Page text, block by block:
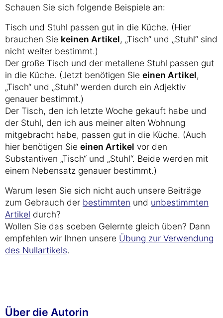
Schauen Sie sich folgende Beispiele an:
Tisch und Stuhl passen gut in die Küche. (Hier
brauchen Sie keinen Artikel, „Tisch“ und „Stuhl“ sind
nicht weiter bestimmt.)
Der große Tisch und der metallene Stuhl passen gut
in die Küche. (Jetzt benötigen Sie einen Artikel,
„Tisch“ und „Stuhl“ werden durch ein Adjektiv
genauer bestimmt.)
Der Tisch, den ich letzte Woche gekauft habe und
der Stuhl, den ich aus meiner alten Wohnung
mitgebracht habe, passen gut in die Küche. (Auch
hier benötigen Sie einen Artikel vor den
Substantiven „Tisch“ und „Stuhl“. Beide werden mit
einem Nebensatz genauer bestimmt.)
Warum lesen Sie sich nicht auch unsere Beiträge
zum Gebrauch der bestimmten und unbestimmten
Artikel durch?
Wollen Sie das soeben Gelernte gleich üben? Dann
empfehlen wir Ihnen unsere Übung zur Verwendung
des Nullartikels.
Über die Autorin